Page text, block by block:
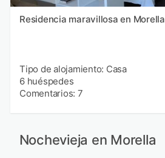
Residencia maravillosa en Morella
Tipo de alojamiento: Casa
6 huéspedes
Comentarios: 7
Nochevieja en Morella